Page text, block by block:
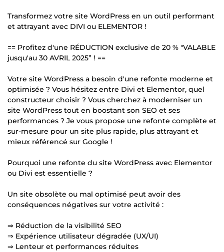
Transformez votre site WordPress en un outil performant
et attrayant avec DIVI ou ELEMENTOR !
== Profitez d'une RÉDUCTION exclusive de 20 % "VALABLE
jusqu'au 30 AVRIL 2025” ! ==
Votre site WordPress a besoin d'une refonte moderne et
optimisée ? Vous hésitez entre Divi et Elementor, quel
constructeur choisir ? Vous cherchez à moderniser un
site WordPress tout en boostant son SEO et ses
performances ? Je vous propose une refonte complète et
sur-mesure pour un site plus rapide, plus attrayant et
mieux référencé sur Google !
Pourquoi une refonte du site WordPress avec Elementor
ou Divi est essentielle ?
Un site obsolète ou mal optimisé peut avoir des
conséquences négatives sur votre activité :
⇒ Réduction de la visibilité SEO
⇒ Expérience utilisateur dégradée (UX/UI)
⇒ Lenteur et performances réduites